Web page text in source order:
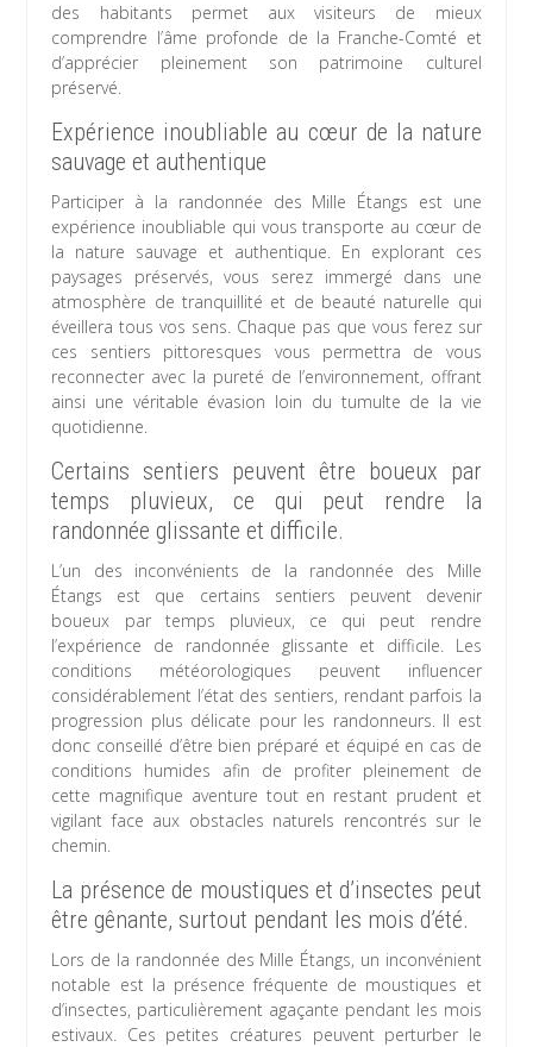
des habitants permet aux visiteurs de mieux
comprendre l’âme profonde de la Franche-Comté et
d’apprécier pleinement son patrimoine culturel
préservé.
Expérience inoubliable au cœur de la nature
sauvage et authentique
Participer à la randonnée des Mille Étangs est une
expérience inoubliable qui vous transporte au cœur de
la nature sauvage et authentique. En explorant ces
paysages préservés, vous serez immergé dans une
atmosphère de tranquillité et de beauté naturelle qui
éveillera tous vos sens. Chaque pas que vous ferez sur
ces sentiers pittoresques vous permettra de vous
reconnecter avec la pureté de l’environnement, offrant
ainsi une véritable évasion loin du tumulte de la vie
quotidienne.
Certains sentiers peuvent être boueux par
temps pluvieux, ce qui peut rendre la
randonnée glissante et difficile.
L’un des inconvénients de la randonnée des Mille
Étangs est que certains sentiers peuvent devenir
boueux par temps pluvieux, ce qui peut rendre
l’expérience de randonnée glissante et difficile. Les
conditions météorologiques peuvent influencer
considérablement l’état des sentiers, rendant parfois la
progression plus délicate pour les randonneurs. Il est
donc conseillé d’être bien préparé et équipé en cas de
conditions humides afin de profiter pleinement de
cette magnifique aventure tout en restant prudent et
vigilant face aux obstacles naturels rencontrés sur le
chemin.
La présence de moustiques et d’insectes peut
être gênante, surtout pendant les mois d’été.
Lors de la randonnée des Mille Étangs, un inconvénient
notable est la présence fréquente de moustiques et
d’insectes, particulièrement agaçante pendant les mois
estivaux. Ces petites créatures peuvent perturber le